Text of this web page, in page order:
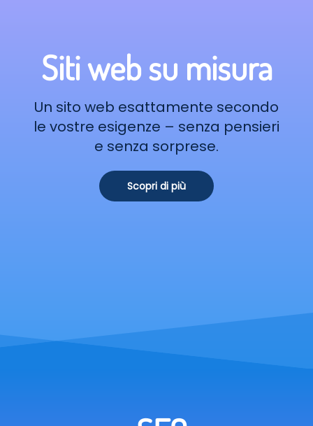
Siti web su misura
Un sito web esattamente secondo
le vostre esigenze – senza pensieri
e senza sorprese.
Scopri di più